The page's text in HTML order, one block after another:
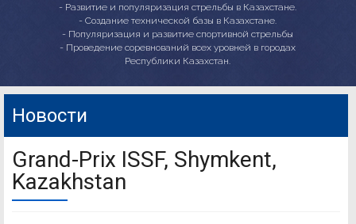
- Развитие и популяризация стрельбы в Казахстане.
- Создание технической базы в Казахстане.
- Популяризация и развитие спортивной стрельбы
- Проведение соревнований всех уровней в городах
Республики Казахстан.
Новости
Grand-Prix ISSF, Shymkent,
Kazakhstan